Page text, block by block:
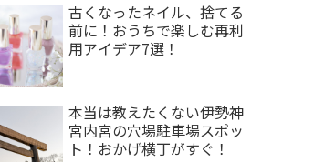
古くなったネイル、捨てる
前に！おうちで楽しむ再利
用アイデア7選！
本当は教えたくない伊勢神
宮内宮の穴場駐車場スポッ
ト！おかげ横丁がすぐ！